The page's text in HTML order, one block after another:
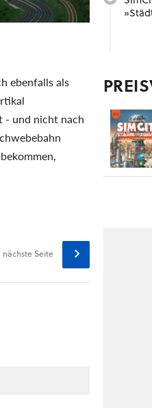
ebenfalls als
- und nicht nach
nächste Seite